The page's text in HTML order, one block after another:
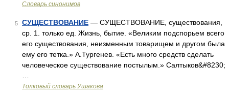
Словарь синонимов
5 СУЩЕСТВОВАНИЕ — СУЩЕСТВОВАНИЕ, существования,
ср. 1. только ед. Жизнь, бытие. «Великим подспорьем всего
его существования, неизменным товарищем и другом была
ему его тетка.» А.Тургенев. «Есть много средств сделать
человеческое существование постылым.» Салтыков&#8230;
Толковый словарь Ушакова